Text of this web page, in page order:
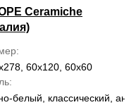
Ceramiche
60x120, 60x60
белый, классический,